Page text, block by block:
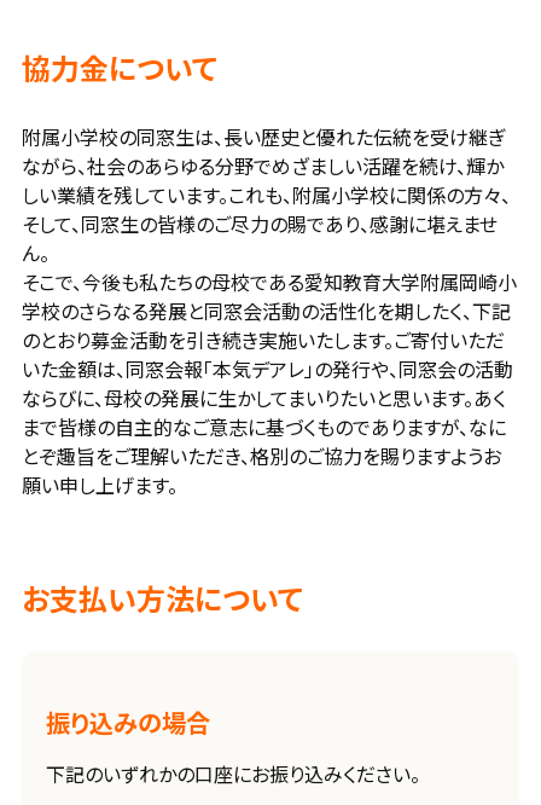
協力金について
附属小学校の同窓生は、長い歴史と優れた伝統を受け継ぎ
ながら、社会のあらゆる分野でめざましい活躍を続け、輝か
しい業績を残しています。これも、附属小学校に関係の方々、
そして、同窓生の皆様のご尽力の賜であり、感謝に堪えませ
ん。
そこで、今後も私たちの母校である愛知教育大学附属岡崎小
学校のさらなる発展と同窓会活動の活性化を期したく、下記
のとおり募金活動を引き続き実施いたします。ご寄付いただ
いた金額は、同窓会報「本気デアレ」の発行や、同窓会の活動
ならびに、母校の発展に生かしてまいりたいと思います。あく
まで皆様の自主的なご意志に基づくものでありますが、なに
とぞ趣旨をご理解いただき、格別のご協力を賜りますようお
願い申し上げます。
お支払い方法について
振り込みの場合
下記のいずれかの口座にお振り込みください。